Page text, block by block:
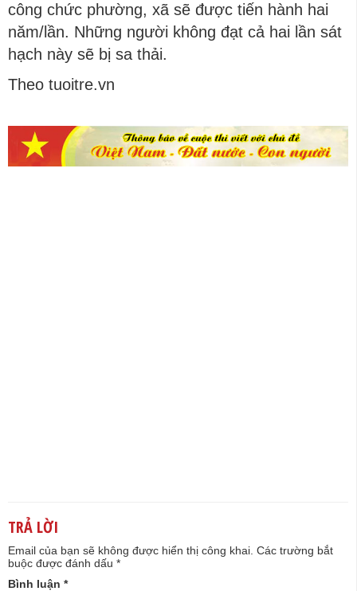
công chức phường, xã sẽ được tiến hành hai
năm/lần. Những người không đạt cả hai lần sát
hạch này sẽ bị sa thải.
Theo tuoitre.vn
TRẢ LỜI
Email của bạn sẽ không được hiển thị công khai. Các trường bắt
buộc được đánh dấu *
Bình luận *